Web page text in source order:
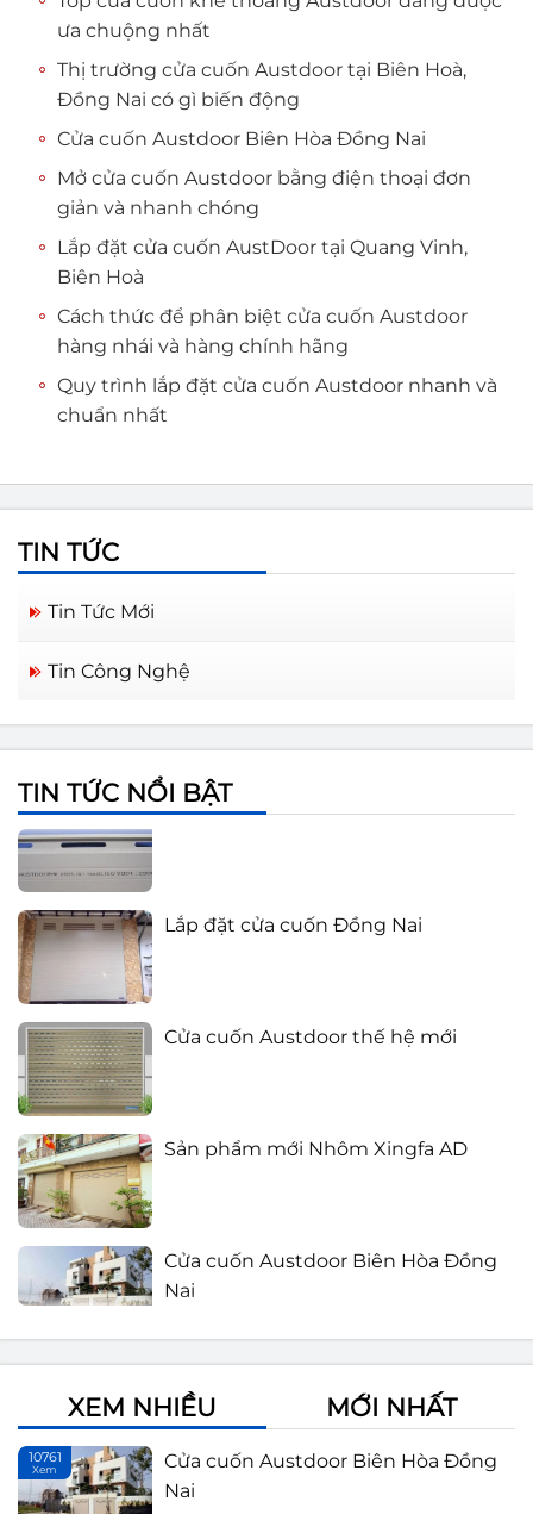
ưa chuộng nhất
Thị trường cửa cuốn Austdoor tại Biên Hoà,
Đồng Nai có gì biến động
Cửa cuốn Austdoor Biên Hòa Đồng Nai
Mở cửa cuốn Austdoor bằng điện thoại đơn
giản và nhanh chóng
Lắp đặt cửa cuốn AustDoor tại Quang Vinh,
Biên Hoà
Cách thức để phân biệt cửa cuốn Austdoor
hàng nhái và hàng chính hãng
Quy trình lắp đặt cửa cuốn Austdoor nhanh và
chuẩn nhất
TIN TỨC
Tin Tức Mới
Tin Công Nghệ
TIN TỨC NỔI BẬT
Cửa cuốn Austdoor Biên Hòa Đồng
Báo giá cửa cuốn Austdoor 2021
Lắp đặt cửa cuốn Đồng Nai
Cửa cuốn Austdoor thế hệ mới
Sản phẩm mới Nhôm Xingfa AD
Cửa cuốn Austdoor Biên Hòa Đồng
Lắp đặt cửa cuốn Đồng Nai
XEM NHIỀU MỚI NHẤT
10761
Xem
Cửa cuốn Austdoor Biên Hòa Đồng
Nai